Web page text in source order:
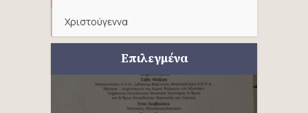
Χριστούγεννα
Επιλεγμένα